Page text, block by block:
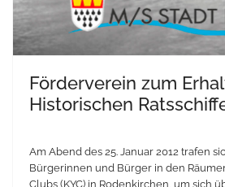
Förderverein zum
Historischen
Am Abend des 25. Januar 2012 trafen
Bürgerinnen und Bürger in den
Clubs (KYC) in Rodenkirchen, um sich